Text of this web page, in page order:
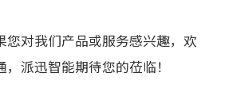
您对我们产品或服务感兴趣，欢
派迅智能期待您的莅临！